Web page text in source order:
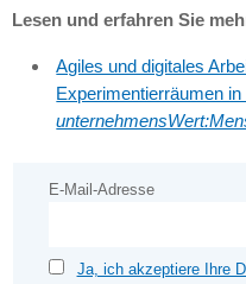
Lesen und erfahren Sie
Agiles und digitales
Experimentierräumen
E-Mail-Adresse
Ja, ich akzeptiere Ihre